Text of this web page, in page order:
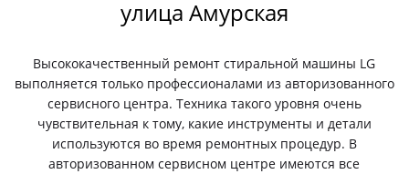
улица Амурская
Высококачественный ремонт стиральной машины LG
выполняется только профессионалами из авторизованного
сервисного центра. Техника такого уровня очень
чувствительная к тому, какие инструменты и детали
используются во время ремонтных процедур. В
авторизованном сервисном центре имеются все